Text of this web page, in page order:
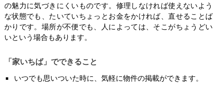
の魅力に気づきにくいものです。修理しなければ使えないよう
な状態でも、たいていちょっとお金をかければ、直せることば
かりです。場所が不便でも、人によっては、そこがちょうどい
いという場合もあります。
「家いちば」でできること
いつでも思いついた時に、気軽に物件の掲載ができます。